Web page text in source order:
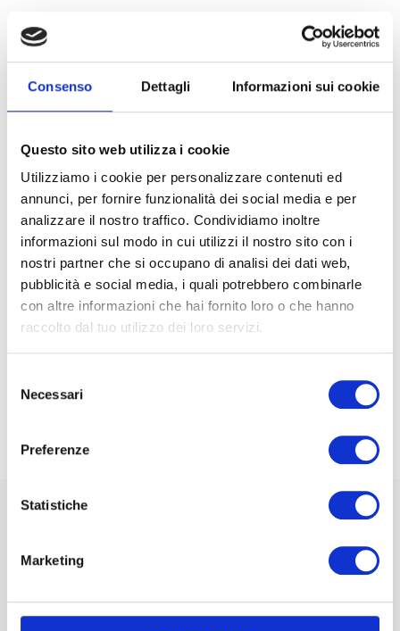
Consenso Dettagli Informazioni sui cookie
Questo sito web utilizza i cookie
Utilizziamo i cookie per personalizzare contenuti ed
annunci, per fornire funzionalità dei social media e per
analizzare il nostro traffico. Condividiamo inoltre
informazioni sul modo in cui utilizzi il nostro sito con i
nostri partner che si occupano di analisi dei dati web,
pubblicità e social media, i quali potrebbero combinarle
con altre informazioni che hai fornito loro o che hanno
raccolto dal tuo utilizzo dei loro servizi.
delNecessari
Preferenze
Statistiche
Marketing
La Società continuerà a fornire ed assicurare
supporto ininterrotto ai Clienti attuali ed a nuovi
Unidata continueranno ad operare, in condizioni
Unidata, è bene ricordarlo, fornisce collegamenti
FTTH(Fiber To The Home) infibra ottica al 100%
preservando i propri Clienti dal rischio di
congestione, poiché questa tecnologia non è
soggetta a saturazione, a differenza delle reti in
rame o ibride firba-rame.
Per informazioni circa la disponibilità del servizio
modulo di verifica
copertura
News